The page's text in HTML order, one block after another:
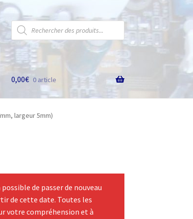
Recherche
de
produits
0,00€ 0 article
largeur 5mm)
de passer de nouveau
de cette date. Toutes les
votre compréhension et à